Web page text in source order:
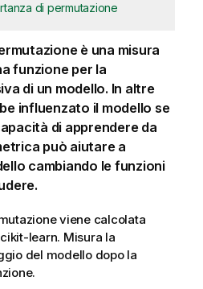
di permutazione
è una misura
funzione per la
di un modello. In altre
influenzato il modello se
di apprendere da
può aiutare a
cambiando le funzioni
viene calcolata
learn. Misura la
del modello dopo la